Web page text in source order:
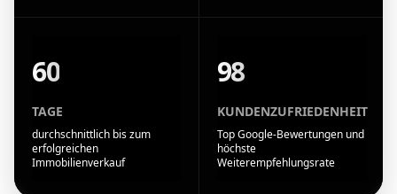
60
TAGE
durchschnittlich bis zum
erfolgreichen
Immobilienverkauf
98
KUNDENZUFRIEDENHEIT
Top Google-Bewertungen und
höchste
Weiterempfehlungsrate